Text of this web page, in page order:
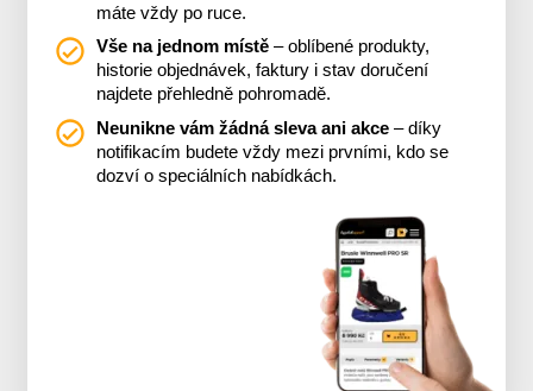
máte vždy po ruce.
Vše na jednom místě – oblíbené produkty,
historie objednávek, faktury i stav doručení
najdete přehledně pohromadě.
Neunikne vám žádná sleva ani akce – díky
notifikacím budete vždy mezi prvními, kdo se
dozví o speciálních nabídkách.